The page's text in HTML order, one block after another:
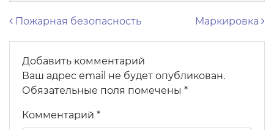
Навигация по записям
Пожарная безопасность Маркировка
Добавить комментарий
Ваш адрес email не будет опубликован.
Обязательные поля помечены *
Комментарий *